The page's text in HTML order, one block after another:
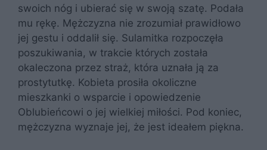
swoich nóg i ubierać się w swoją szatę. Podała
mu rękę. Mężczyzna nie zrozumiał prawidłowo
jej gestu i oddalił się. Sulamitka rozpoczęła
poszukiwania, w trakcie których została
okaleczona przez straż, która uznała ją za
prostytutkę. Kobieta prosiła okoliczne
mieszkanki o wsparcie i opowiedzenie
Oblubieńcowi o jej wielkiej miłości. Pod koniec,
mężczyzna wyznaje jej, że jest ideałem piękna.